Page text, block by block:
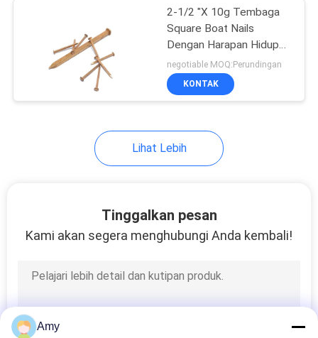
Kuku Shank Halus
Kuku Kumparan
Stainless Steel
2-1/2 "X 10g Tembaga
Square Boat Nails
Dengan Harapan Hidup
Lebih Lama
negotiable MOQ:Perundingan
KONTAK
Lihat Lebih
Tinggalkan pesan
Kami akan segera menghubungi Anda kembali!
Amy